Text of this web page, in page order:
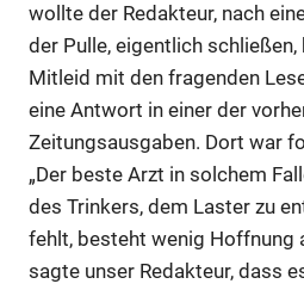
Anzeige
Anzeige
wollte der Redakteur, nach
der Pulle, eigentlich
Mitleid mit den fragenden
eine Antwort in einer der
Zeitungsausgaben. Dort war
„Der beste Arzt in solchem
des Trinkers, dem Laster zu
fehlt, besteht wenig Hoffnung
sagte unser Redakteur, dass